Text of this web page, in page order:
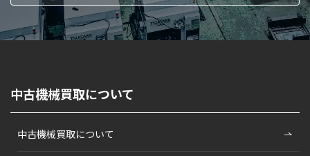
中古機械買取について
中古機械買取について